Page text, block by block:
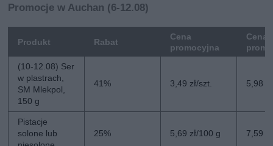
Promocje w Auchan (6-12.08)
Produkt Rabat
Cena
promocyjna
Cena
(10-12.08) Ser
w plastrach,
SM Mlekpol,
150 g
41% 3,49 zł/szt. 5,98
Pistacje
solone lub
25% 5,69 zł/100 g 7,59